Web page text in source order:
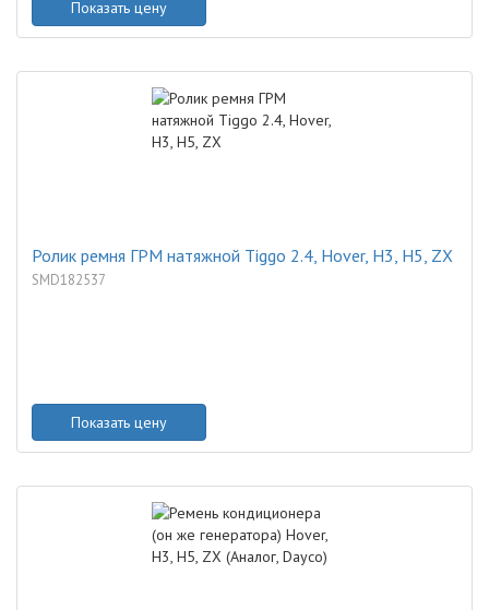
Показать цену
Ролик ремня ГРМ натяжной Tiggo 2.4, Hover, H3, H5, ZX
SMD182537
Показать цену